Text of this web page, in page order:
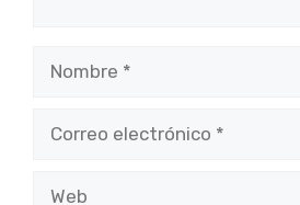
electrónico